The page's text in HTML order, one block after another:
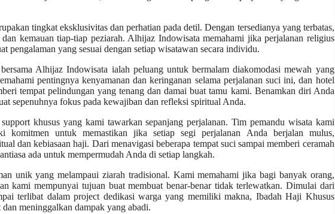
tingkat eksklusivitas dan perhatian pada detil. Dengan tersedianya yang terbatas,
kemauan tiap-tiap peziarah. Alhijaz Indowisata memahami jika perjalanan religius
pengalaman yang sesuai dengan setiap wisatawan secara individu.
Alhijaz Indowisata ialah peluang untuk bermalam diakomodasi mewah yang
pentingnya kenyamanan dan keringanan selama perjalanan suci ini, dan hotel
tempat pelindungan yang tenang dan damai buat tamu kami. Benamkan diri Anda
sepenuhnya fokus pada kewajiban dan refleksi spiritual Anda.
khusus yang kami tawarkan sepanjang perjalanan. Tim pemandu wisata kami
komitmen untuk memastikan jika setiap segi perjalanan Anda berjalan mulus,
dan kebiasaan haji. Dari menavigasi beberapa tempat suci sampai memberi ceramah
ada untuk mempermudah Anda di setiap langkah.
unik yang melampaui ziarah tradisional. Kami memahami jika bagi banyak orang,
kami mempunyai tujuan buat membuat benar-benar tidak terlewatkan. Dimulai dari
terlibat dalam project dedikasi warga yang memiliki makna, Ibadah Haji Khusus
meninggalkan dampak yang abadi.